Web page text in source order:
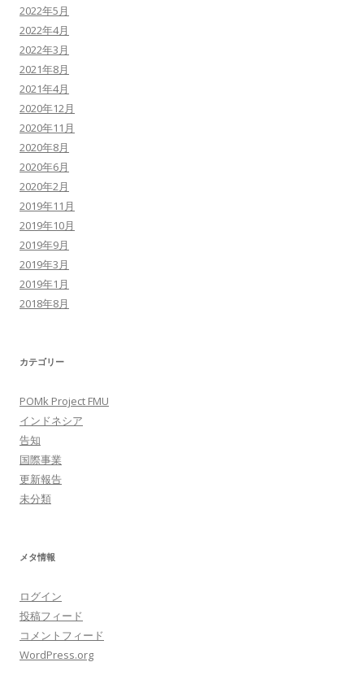
2022年5月
2022年4月
2022年3月
2021年8月
2021年4月
2020年12月
2020年11月
2020年8月
2020年6月
2020年2月
2019年11月
2019年10月
2019年9月
2019年3月
2019年1月
2018年8月
カテゴリー
POMk Project FMU
インドネシア
告知
国際事業
更新報告
未分類
メタ情報
ログイン
投稿フィード
コメントフィード
WordPress.org